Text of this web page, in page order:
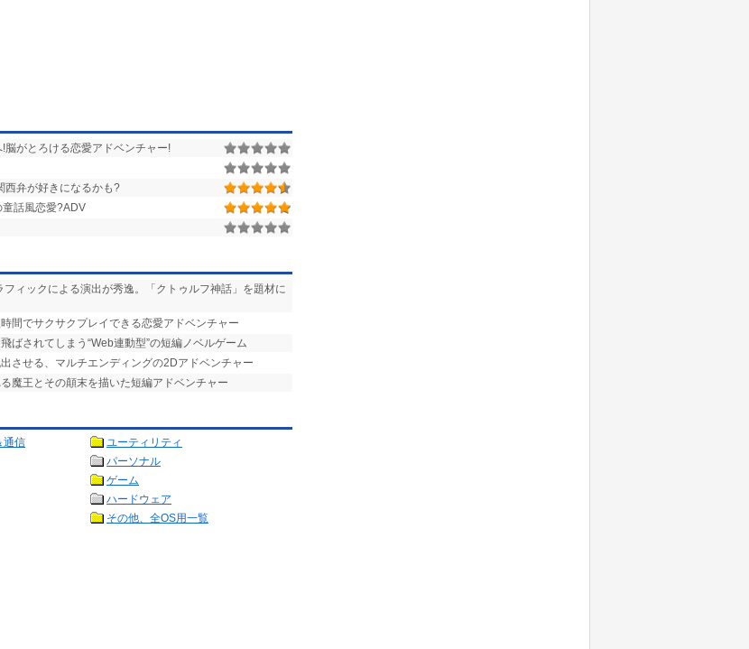
がとろける恋愛アドベンチャー!
西弁が好きになるかも?
話風恋愛?ADV
フィックによる演出が秀逸。「クトゥルフ神話」を題材に
間でサクサクプレイできる恋愛アドベンチャー
ばされてしまう“Web連動型”の短編ノベルゲーム
させる、マルチエンディングの2Dアドベンチャー
魔王とその顛末を描いた短編アドベンチャー
通信
ユーティリティ
パーソナル
ゲーム
ハードウェア
その他、全OS用一覧